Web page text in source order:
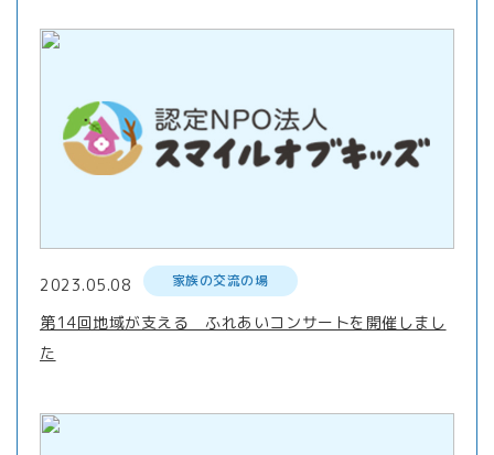
2023.05.08 家族の交流の場
第14回地域が支える ふれあいコンサートを開催しまし
た